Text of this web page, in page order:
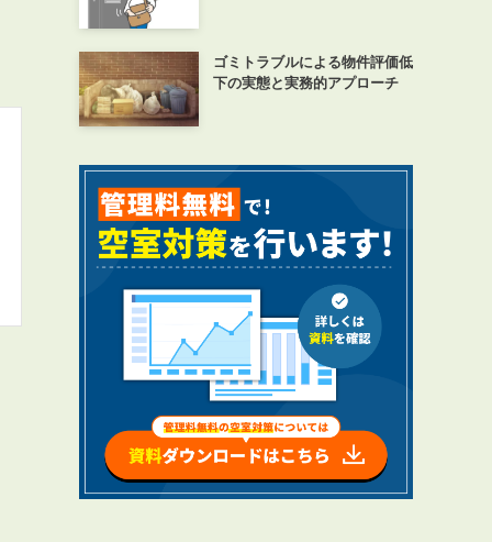
ゴミトラブルによる物件評価低
下の実態と実務的アプローチ